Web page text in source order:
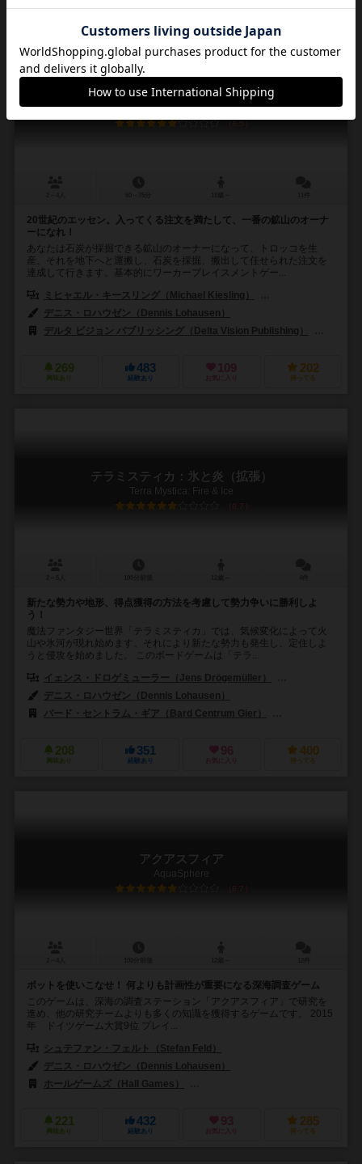
炭鉱讃歌
Coal Baron / Glück Auf!
6.5
20世紀のエッセン。入ってくる注文を満たして、一番の鉱山のオーナ
ーになれ！
あなたは石炭が採掘できる鉱山のオーナーになって、トロッコを生
産、それを地下へと運搬し、石炭を採掘、搬出して任せられた注文を
達成して行きます。基本的にワーカープレイスメントゲー...
ミヒャエル・キースリング（Michael Kiesling）
デニス・ロハウゼン（Dennis Lohausen）
デルタ ビジョン パブリッシング（Delta Vision Publishing）
269
興味あり
483
経験あり
109
お気に入り
202
持ってる
テラミスティカ：氷と炎（拡張）
Terra Mystica: Fire & Ice
6.7
新たな勢力や地形、得点獲得の方法を考慮して勢力争いに勝利しよ
う！
魔法ファンタジー世界「テラミスティカ」では、気候変化によって火
山や氷河が現れ始めます。それにより新たな勢力も発生し、定住しよ
うと侵攻を始めました。 このボードゲームは「テラ...
イェンス・ドロゲミューラー（Jens Drögemüller）
デニス・ロハウゼン（Dennis Lohausen）
バード・セントラム・ギア（Bard Centrum Gier）
208
興味あり
351
経験あり
96
お気に入り
400
持ってる
アクアスフィア
AquaSphere
6.7
ボットを使いこなせ！ 何よりも計画性が重要になる深海調査ゲーム
このゲームは、深海の調査ステーション「アクアスフィア」で研究を
進め、他の研究チームよりも多くの知識を獲得するゲームです。 2015
年 ドイツゲーム大賞9位 プレイ...
シュテファン・フェルト（Stefan Feld）
デニス・ロハウゼン（Dennis Lohausen）
ホールゲームズ（Hall Games）
221
興味あり
432
経験あり
93
お気に入り
285
持ってる